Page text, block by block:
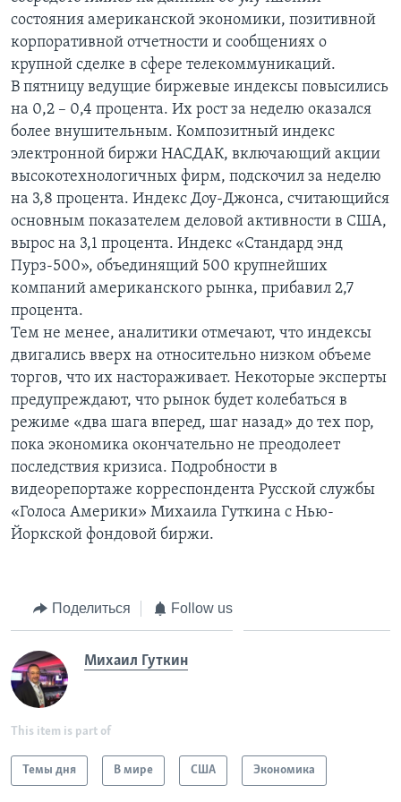
Learning English
СОЦИАЛЬНЫЕ СЕТИ
Языки
состояния американской экономики, позитивной
корпоративной отчетности и сообщениях о
крупной сделке в сфере телекоммуникаций.
В пятницу ведущие биржевые индексы повысились
на 0,2 – 0,4 процента. Их рост за неделю оказался
более внушительным. Композитный индекс
электронной биржи НАСДАК, включающий акции
высокотехнологичных фирм, подскочил за неделю
на 3,8 процента. Индекс Доу-Джонса, считающийся
основным показателем деловой активности в США,
вырос на 3,1 процента. Индекс «Стандард энд
Пурз-500», объединящий 500 крупнейших
компаний американского рынка, прибавил 2,7
процента.
Тем не менее, аналитики отмечают, что индексы
двигались вверх на относительно низком объеме
торгов, что их настораживает. Некоторые эксперты
предупреждают, что рынок будет колебаться в
режиме «два шага вперед, шаг назад» до тех пор,
пока экономика окончательно не преодолеет
последствия кризиса. Подробности в
видеорепортаже корреспондента Русской службы
«Голоса Америки» Михаила Гуткина с Нью-
Йоркской фондовой биржи.
Поделиться Follow us
Михаил Гуткин
This item is part of
Темы дня В мире США Экономика